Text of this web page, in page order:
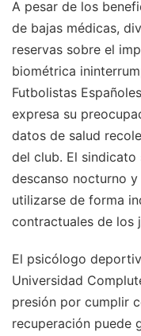
A pesar de los
de bajas médicas,
reservas sobre el
biométrica
Futbolistas
expresa su
datos de salud
del club. El sindicato
descanso nocturno
utilizarse de forma
contractuales de los
El psicólogo
Universidad
presión por cumplir
recuperación puede